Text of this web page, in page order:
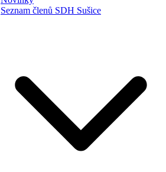
Seznam členů SDH Sušice